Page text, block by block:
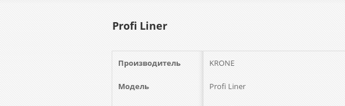
Profi Liner
Производитель KRONE
Модель Profi Liner